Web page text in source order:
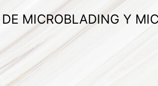
MICROBLADING Y